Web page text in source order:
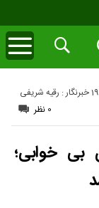
خبرنگار : رقیه شریفی
0 نظر
خوابی؛